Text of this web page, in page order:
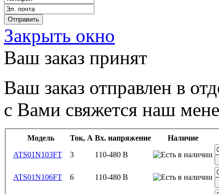
Закрыть окно
Ваш заказ принят
Ваш заказ отправлен в
с Вами свяжется наш
Модель Ток, А Вх. напряжение
Наличие
ATS01N103FT
3 110-480 В
ATS01N106FT 6 110-480 В